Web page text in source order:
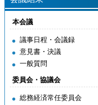
本会議
議事日程・会議録
意見書・決議
一般質問
委員会・協議会
総務経済常任委員会